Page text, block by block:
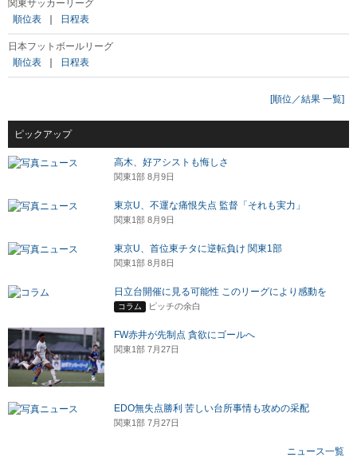
関東サッカーリーグ
順位表
日程表
日本フットボールリーグ
順位表
日程表
[順位／結果 一覧]
ピックアップ
高木、好アシストも悔しさ
関東1部 8月9日
東京U、不運な痛恨失点 監督「それも実力」
関東1部 8月9日
東京U、首位東チタに逆転負け 関東1部
関東1部 8月8日
日立台開催に見る可能性 このリーグにより感動を
コラム ピッチの余白
FW赤井が先制点 貪欲にゴールへ
関東1部 7月27日
EDO無失点勝利 苦しい台所事情も攻めの采配
関東1部 7月27日
ニュース一覧